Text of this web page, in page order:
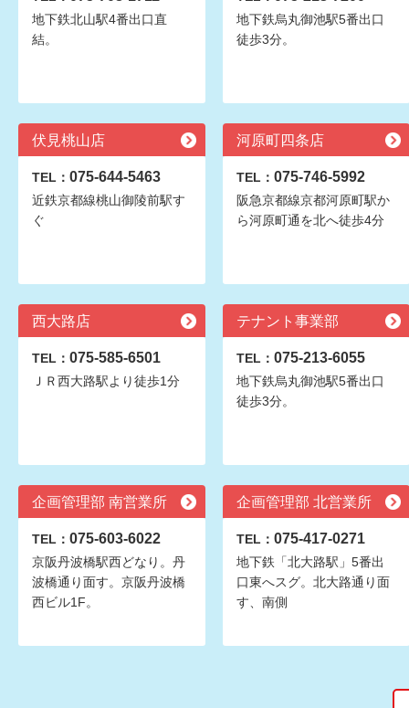
地下鉄北山駅4番出口直
結。
地下鉄烏丸御池駅5番出口
徒歩3分。
伏見桃山店
TEL： 075-644-5463
近鉄京都線桃山御陵前駅す
ぐ
河原町四条店
TEL： 075-746-5992
阪急京都線京都河原町駅か
ら河原町通を北へ徒歩4分
西大路店
TEL： 075-585-6501
ＪＲ西大路駅より徒歩1分
テナント事業部
TEL： 075-213-6055
地下鉄烏丸御池駅5番出口
徒歩3分。
企画管理部 南営業所
TEL： 075-603-6022
京阪丹波橋駅西どなり。丹
波橋通り面す。京阪丹波橋
西ビル1F。
企画管理部 北営業所
TEL： 075-417-0271
地下鉄「北大路駅」5番出
口東へスグ。北大路通り面
す、南側